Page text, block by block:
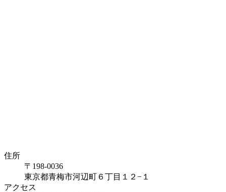
住所
〒198-0036
東京都青梅市河辺町６丁目１２−１
アクセス